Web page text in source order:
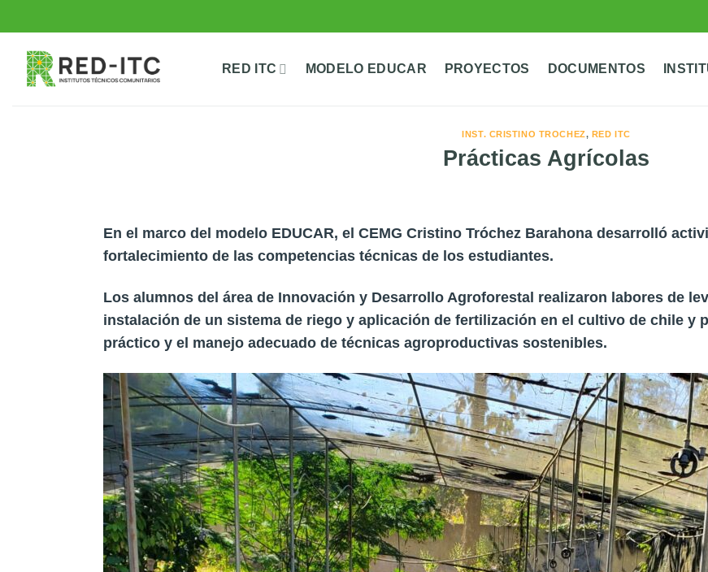
al
contenido
RED ITC
MODELO EDUCAR PROYECTOS DOCUMENTOS
INST. CRISTINO TROCHEZ, RED ITC
Prácticas Agrícolas
En el marco del modelo EDUCAR, el CEMG Cristino Tróchez Barahona desarrolló
fortalecimiento de las competencias técnicas de los estudiantes.
Los alumnos del área de Innovación y Desarrollo Agroforestal realizaron labores de
instalación de un sistema de riego y aplicación de fertilización en el cultivo de chile y
práctico y el manejo adecuado de técnicas agroproductivas sostenibles.